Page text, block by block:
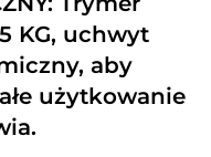
KG, uchwyt
aby
użytkowanie